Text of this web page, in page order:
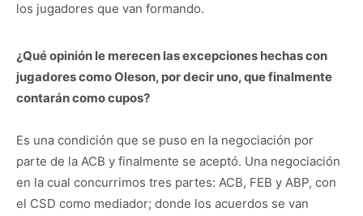
los jugadores que van formando.
¿Qué opinión le merecen las excepciones hechas con
jugadores como Oleson, por decir uno, que finalmente
contarán como cupos?
Es una condición que se puso en la negociación por
parte de la ACB y finalmente se aceptó. Una negociación
en la cual concurrimos tres partes: ACB, FEB y ABP, con
el CSD como mediador; donde los acuerdos se van